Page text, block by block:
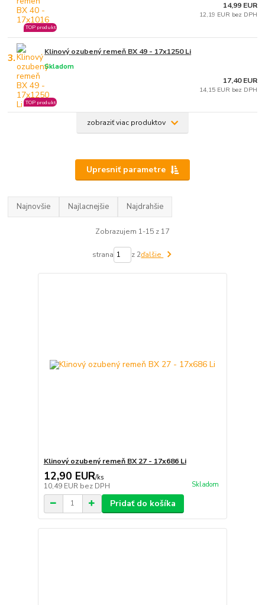
TOP produkt
14,99 EUR
12,19 EUR bez DPH
3. Klinový ozubený remeň BX 49 - 17x1250 Li
Skladom
TOP produkt
17,40 EUR
14,15 EUR bez DPH
zobraziť viac produktov
Upresniť parametre
Najnovšie Najlacnejšie Najdrahšie
Zobrazujem 1-15 z 17
strana z 2ďalšie
Klinový ozubený remeň BX 27 - 17x686 Li
12,90 EUR/ks
10,49 EUR bez DPH Skladom
Pridať do košíka